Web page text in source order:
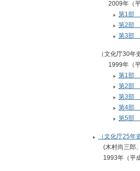
2009年（
第1部
第2部
第3部
（文化庁30年
1999年（
第1部
第2部
第3部
第4部
第5部
（文化庁25
(木村尚三郎
1993年（平